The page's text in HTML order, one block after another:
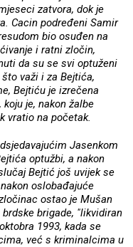
zatvora, dok je
Cacin podređeni Samir
bio osuđen na
i ratni zločin,
da su se svi optuženi
važi i za Bejtića,
Bejtiću je izrečena
je, nakon žalbe
vratio na početak.
Jasenkom
optužbi, a nakon
Bejtić još uvijek se
oslobađajuće
ostao je Mušan
brigade, "likvidiran
1993, kada se
već s kriminalcima u